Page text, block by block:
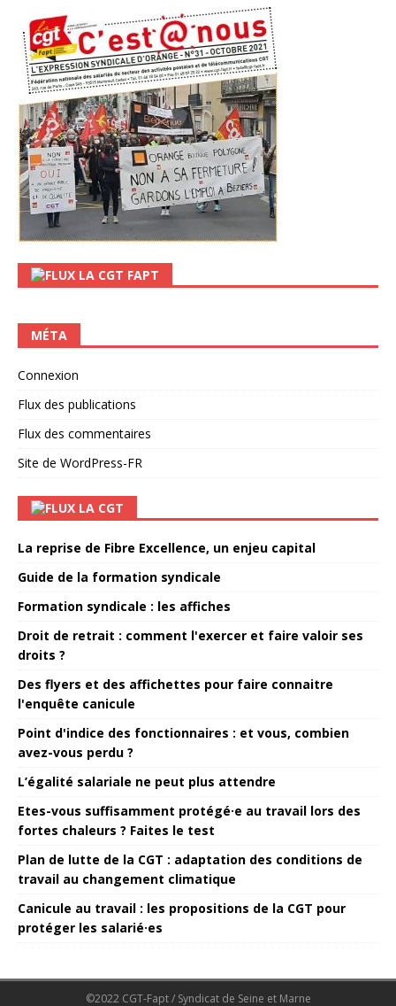
LA CGT FAPT
MÉTA
Connexion
Flux des publications
Flux des commentaires
Site de WordPress-FR
LA CGT
La reprise de Fibre Excellence, un enjeu capital
Guide de la formation syndicale
Formation syndicale : les affiches
Droit de retrait : comment l'exercer et faire valoir ses
droits ?
Des flyers et des affichettes pour faire connaitre
l'enquête canicule
Point d'indice des fonctionnaires : et vous, combien
avez-vous perdu ?
L’égalité salariale ne peut plus attendre
Etes-vous suffisamment protégé·e au travail lors des
fortes chaleurs ? Faites le test
Plan de lutte de la CGT : adaptation des conditions de
travail au changement climatique
Canicule au travail : les propositions de la CGT pour
protéger les salarié·es
©2022 CGT-Fapt / Syndicat de Seine et Marne